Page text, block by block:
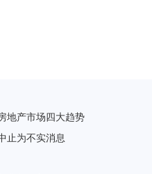
地产市场四大趋势
止为不实消息